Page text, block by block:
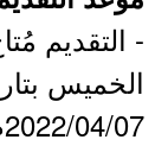
- التقديم
2022/04/07م.